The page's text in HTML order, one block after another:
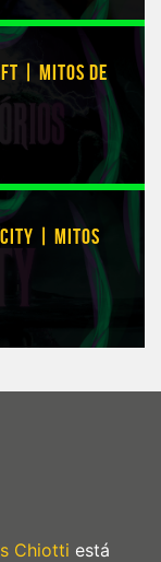
| MITOS DE
CITY | MITOS
Chiotti está